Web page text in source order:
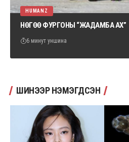
HUMANZ
НӨГӨӨ ФУРГОНЫ “ЖАДАМБА АХ”
6 минут уншина
ШИНЭЭР НЭМЭГДСЭН